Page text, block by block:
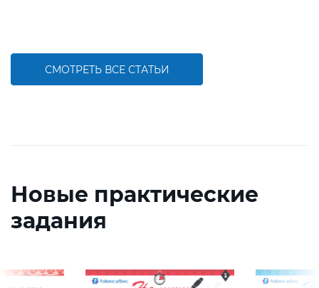
СМОТРЕТЬ ВСЕ СТАТЬИ
Новые практические
задания